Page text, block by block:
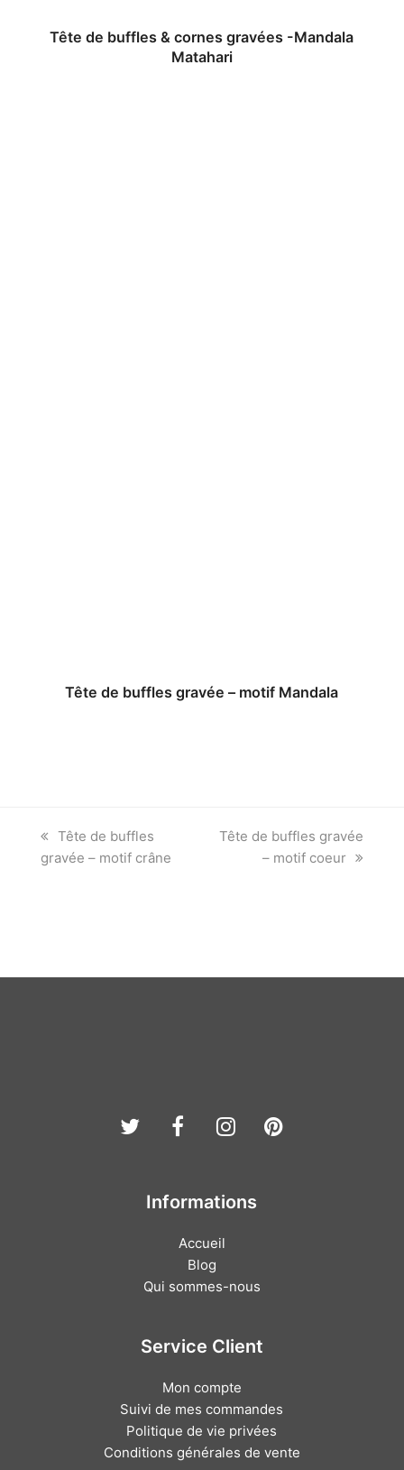
Tête de buffles & cornes gravées -Mandala
Matahari
Tête de buffles gravée – motif Mandala
previous
post:
Tête de buffles
gravée – motif crâne
next
Tête de buffles gravée
– motif coeur
TwitterFacebook
Instagram
Pinterest
Informations
Accueil
Blog
Qui sommes-nous
Service Client
Mon compte
Suivi de mes commandes
Politique de vie privées
Conditions générales de vente